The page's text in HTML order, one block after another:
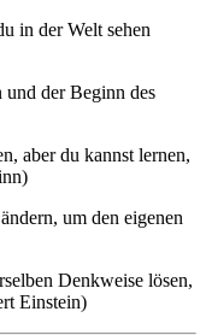
in der Welt sehen
und der Beginn des
aber du kannst lernen,
um den eigenen
Denkweise lösen,
Einstein)